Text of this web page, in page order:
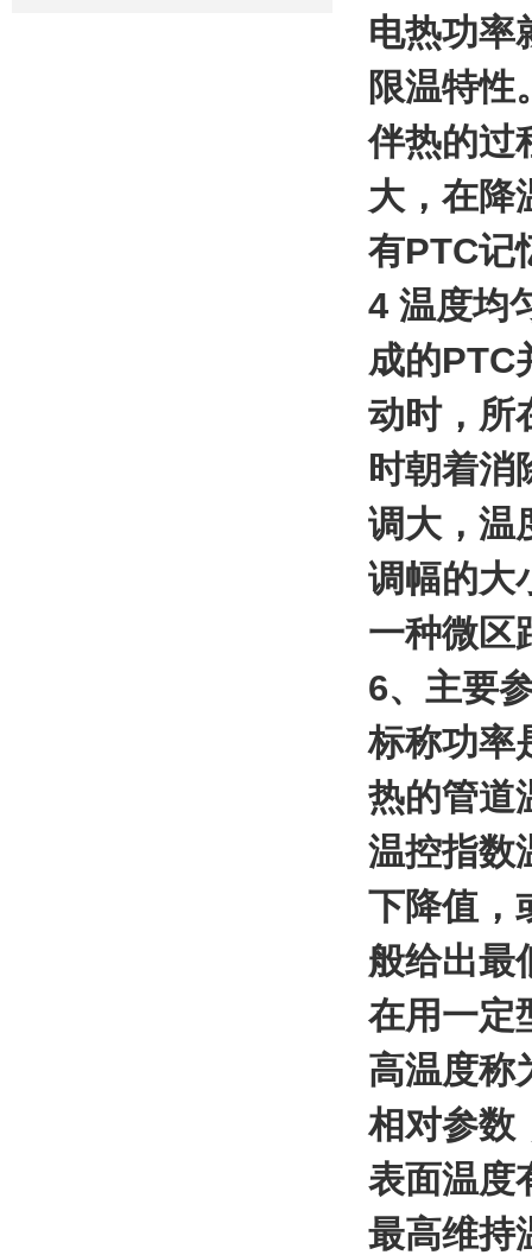
电热功率
限温特性
伴热的过
大，在降
有PTC记
4 温度均
成的PTC
动时，所
时朝着消
调大，温
调幅的大
一种微区
6、主要
标称功率
热的管道
温控指数
下降值，
般给出最
在用一定
高温度称
相对参数
表面温度
最高维持